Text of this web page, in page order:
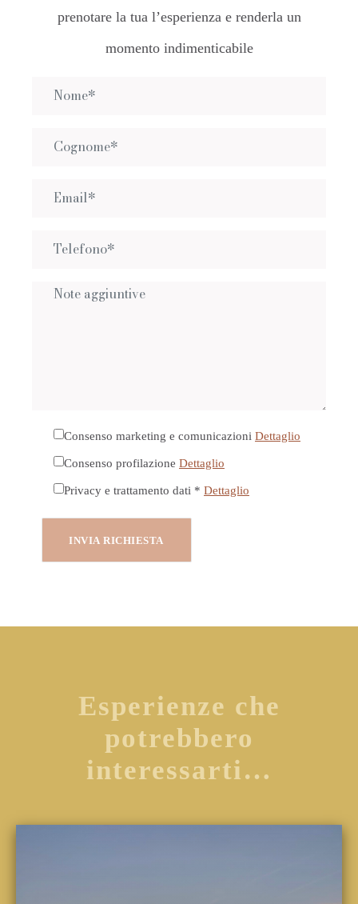
prenotare la tua l’esperienza e renderla un
momento indimenticabile
Consenso marketing e comunicazioni Dettaglio
Consenso profilazione Dettaglio
Privacy e trattamento dati * Dettaglio
Esperienze che
potrebbero
interessarti…